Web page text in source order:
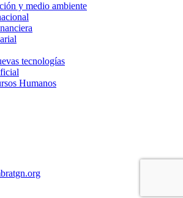
y medio ambiente
tecnologías
Humanos